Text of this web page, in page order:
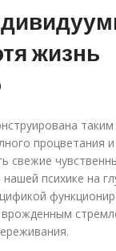
жизнь
процветания
свежие
психике на